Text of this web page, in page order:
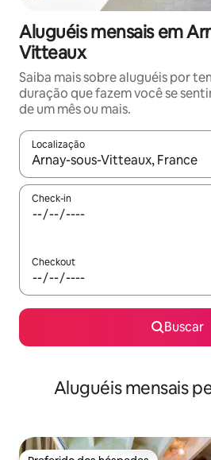
Aluguéis mensais em
Vitteaux
Saiba mais sobre aluguéis por
duração que fazem você se
de um mês ou mais.
Localização
Quando os resultados estiverem
Check-in
Checkout
Buscar
Aluguéis mensais